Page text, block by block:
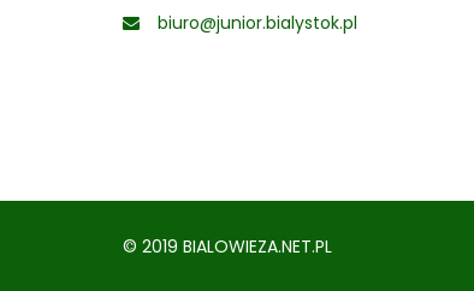
biuro@junior.bialystok.pl
© 2019 BIALOWIEZA.NET.PL